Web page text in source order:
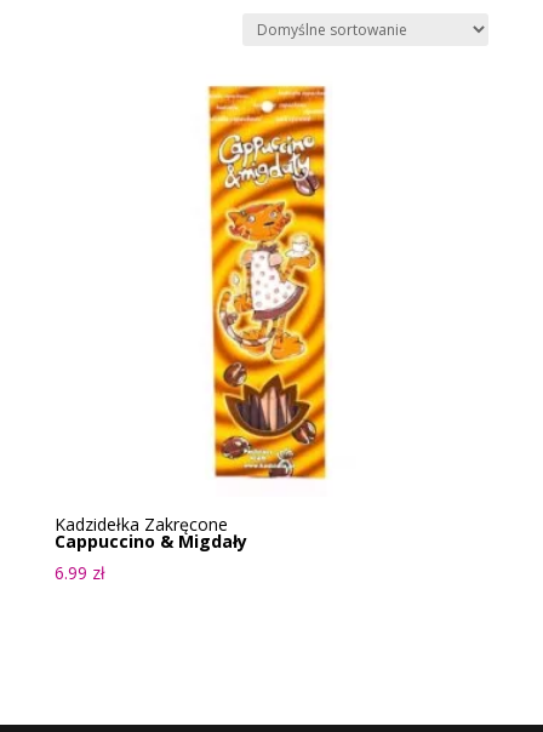
Kadzidełka Zakręcone
Cappuccino & Migdały
6.99 zł